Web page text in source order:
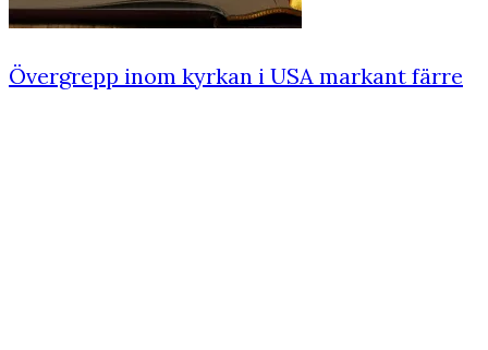
Övergrepp inom kyrkan i USA markant färre